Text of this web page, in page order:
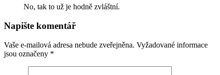
No, tak to už je hodně zvláštní.
Napište komentář
Vaše e-mailová adresa nebude zveřejněna. Vyžadované informace
jsou označeny *